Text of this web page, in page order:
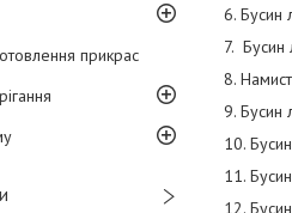
прикрас
6. Бусин
7. Бусин
8.
9. Бусин
10.
11.
12.